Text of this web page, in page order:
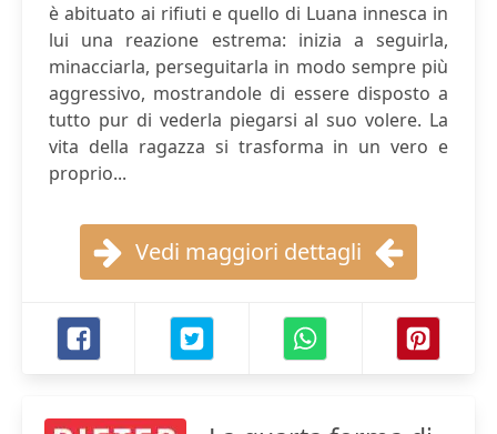
è abituato ai rifiuti e quello di Luana innesca in
lui una reazione estrema: inizia a seguirla,
minacciarla, perseguitarla in modo sempre più
aggressivo, mostrandole di essere disposto a
tutto pur di vederla piegarsi al suo volere. La
vita della ragazza si trasforma in un vero e
proprio...
Vedi maggiori dettagli